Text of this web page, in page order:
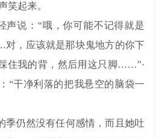
笑起来。
声说：“哦，你可能不记得就是
，应该就是那块鬼地方的你下
住我的背，然后用这只脚……”·
“干净利落的把我悬空的脑袋一
季仍然没有任何感情，而且她吐